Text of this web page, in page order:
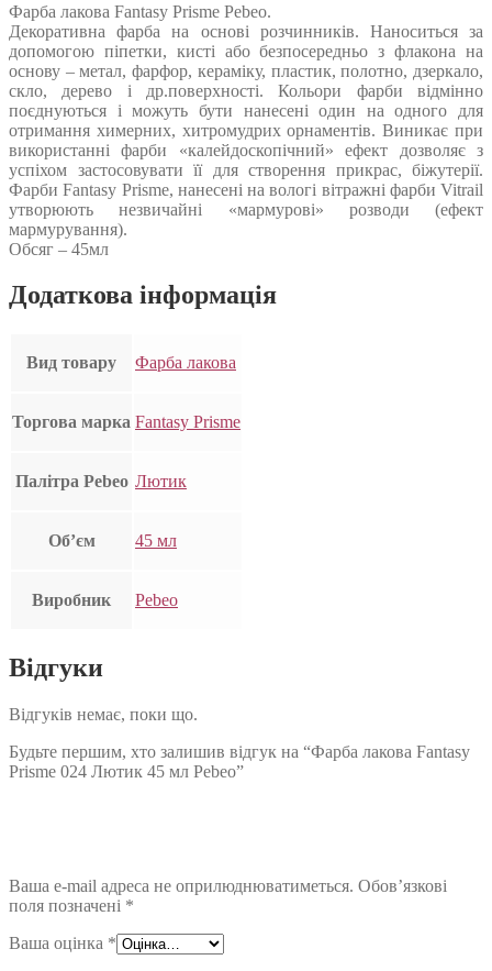
Фарба лакова Fantasy Prisme Pebeo.
Декоративна фарба на основі розчинників. Наноситься за
допомогою піпетки, кисті або безпосередньо з флакона на
основу – метал, фарфор, кераміку, пластик, полотно, дзеркало,
скло, дерево і др.поверхності. Кольори фарби відмінно
поєднуються і можуть бути нанесені один на одного для
отримання химерних, хитромудрих орнаментів. Виникає при
використанні фарби «калейдоскопічний» ефект дозволяє з
успіхом застосовувати її для створення прикрас, біжутерії.
Фарби Fantasy Prisme, нанесені на вологі вітражні фарби Vitrail
утворюють незвичайні «мармурові» розводи (ефект
мармурування).
Обсяг – 45мл
Додаткова інформація
Вид товару Фарба лакова
Торгова марка Fantasy Prisme
Палітра Pebeo Лютик
Об’єм 45 мл
Виробник Pebeo
Відгуки
Відгуків немає, поки що.
Будьте першим, хто залишив відгук на “Фарба лакова Fantasy
Prisme 024 Лютик 45 мл Pebeo”
Ваша e-mail адреса не оприлюднюватиметься. Обов’язкові
поля позначені *
Ваша оцінка *